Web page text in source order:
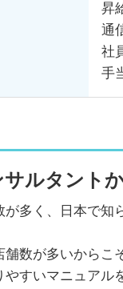
昇
通
社
手
サルタント
が多く、日本で知
舗数が多いからこ
やすいマニュアル